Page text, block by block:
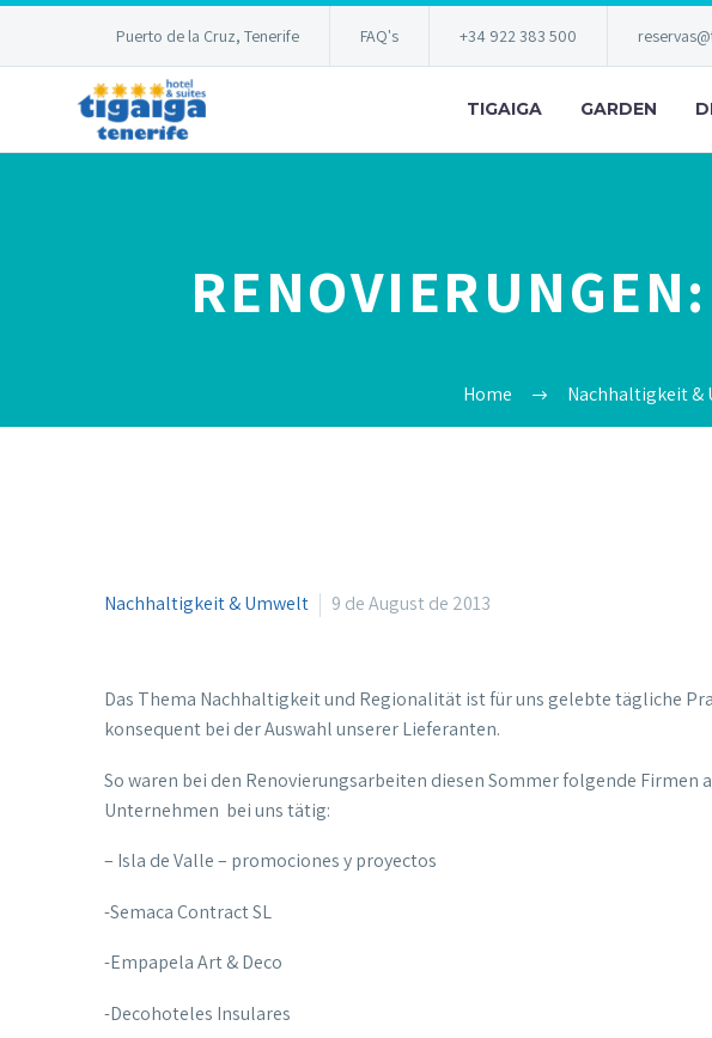
Puerto de la Cruz, Tenerife FAQ's +34 922 383 500
TIGAIGA GARDEN
Home Nachhaltigkeit &
Nachhaltigkeit & Umwelt 9 de August de 2013
Das Thema Nachhaltigkeit und Regionalität ist für uns gelebte tägliche
konsequent bei der Auswahl unserer Lieferanten.
So waren bei den Renovierungsarbeiten diesen Sommer folgende Firmen
Unternehmen bei uns tätig:
– Isla de Valle – promociones y proyectos
-Semaca Contract SL
-Empapela Art & Deco
-Decohoteles Insulares